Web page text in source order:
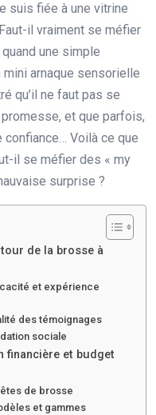
suis fiée à une vitrine
il vraiment se méfier
une simple
arnaque sensorielle
qu’il ne faut pas se
et que parfois,
confiance… Voilà ce que
il se méfier des « my
surprise ?
de la brosse à
et expérience
des témoignages
sociale
financière et budget
de brosse
et gammes